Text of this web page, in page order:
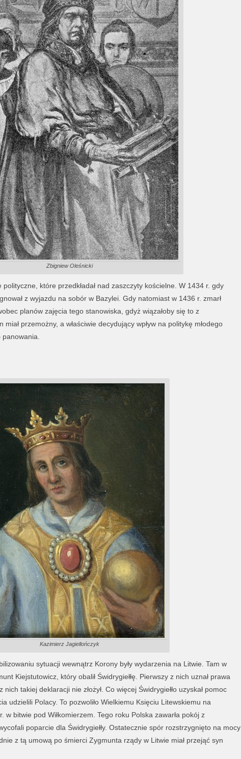
Zbigniew Oleśnicki
które przedkładał nad zaszczyty kościelne. W 1434 r. gdy
z wyjazdu na sobór w Bazylei. Gdy natomiast w 1436 r. zmarł
planów zajęcia tego stanowiska, gdyż wiązałoby się to z
przemożny, a właściwie decydujący wpływ na politykę młodego
Kazimierz Jagiellończyk
sytuacji wewnątrz Korony były wydarzenia na Litwie. Tam w
Kiejstutowicz, który obalił Świdrygiełłę. Pierwszy z nich uznał prawa
nich takiej deklaracji nie złożył. Co więcej Świdrygiełło uzyskał pomoc
udzielili Polacy. To pozwoliło Wielkiemu Księciu Litewskiemu na
w bitwie pod Wiłkomierzem. Tego roku Polska zawarła pokój z
poparcie dla Świdrygiełły. Ostatecznie spór rozstrzygnięto na mocy
z tą umową po śmierci Zygmunta rządy w Litwie miał przejąć syn